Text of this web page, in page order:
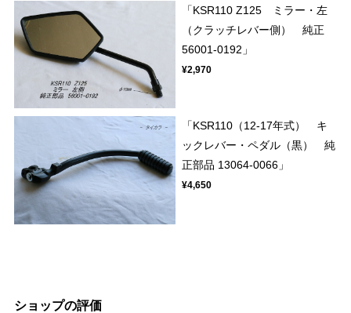
「KSR110 Z125 ミラー・左
（クラッチレバー側） 純正
56001-0192」
¥2,970
「KSR110（12-17年式） キ
ックレバー・ペダル（黒） 純
正部品 13064-0066」
¥4,650
ショップの評価